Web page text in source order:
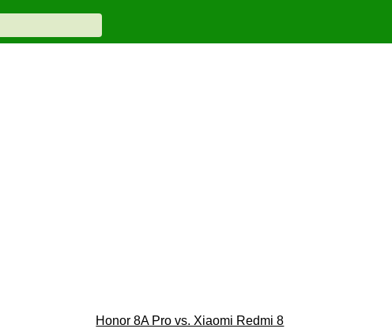
Honor 8A Pro vs. Xiaomi Redmi 8